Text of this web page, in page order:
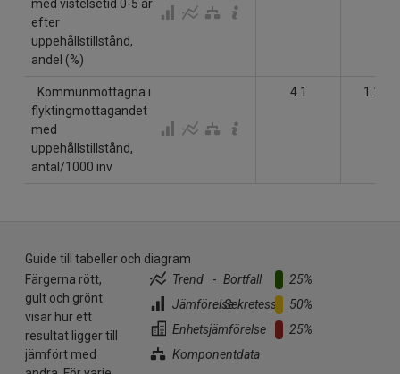
med vistelsetid 0-5 år
efter
uppehållstillstånd,
andel (%)
Kommunmottagna i
flyktingmottagandet
med
uppehållstillstånd,
antal/1000 inv
4.1 1.1
Guide till tabeller och diagram
Färgerna rött,
gult och grönt
visar hur ett
resultat ligger till
jämfört med
Trend
Jämförelse
Enhetsjämförelse
Komponentdata
- Bortfall
.. Sekretess
25%
50%
25%